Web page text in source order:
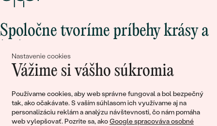
Nastavenie cookies
Vážime si vášho súkromia
Používame cookies, aby web správne fungoval a bol bezpečný
tak, ako očakávate. S vaším súhlasom ich využívame aj na
personalizáciu reklám a analýzu návštevnosti, čo nám pomáha
web vylepšovať. Pozrite sa, akoGoogle spracováva osobné
Spoločne tvoríme príbehy krásy a
Pripojte sa k nám!